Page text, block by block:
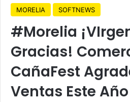
MORELIA SOFTNEWS
#Morelia
Gracias!
CañaFest
Ventas Este Año